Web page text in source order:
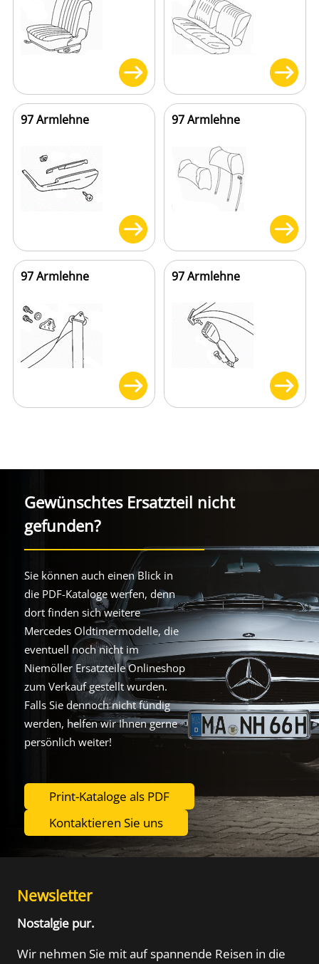
97 Armlehne 97 Armlehne
97 Armlehne 97 Armlehne
Gewünschtes Ersatzteil nicht
gefunden?
Sie können auch einen Blick in
die PDF-Kataloge werfen, denn
dort finden sich weitere
Mercedes Oldtimermodelle, die
eventuell noch nicht im
Niemöller Ersatzteile Onlineshop
zum Verkauf gestellt wurden.
Falls Sie dennoch nicht fündig
werden, helfen wir Ihnen gerne
persönlich weiter!
Print-Kataloge als PDF
Kontaktieren Sie uns
Newsletter
Nostalgie pur.
Wir nehmen Sie mit auf spannende Reisen in die